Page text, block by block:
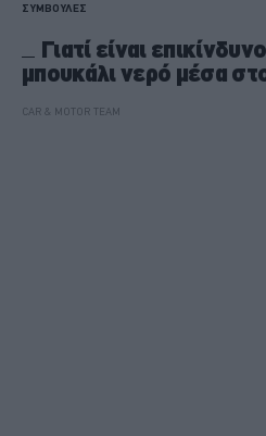
ΣΥΜΒΟΥΛΕΣ
Γιατί είναι
μπουκάλι νερό μέσα
CAR & MOTOR TEAM